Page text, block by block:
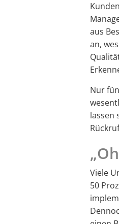
aus
an,
Nur
lassen
Viele
50